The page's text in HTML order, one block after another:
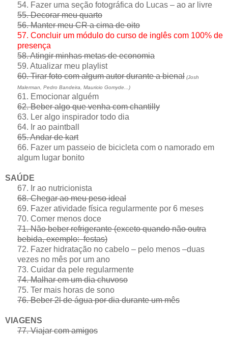
54. Fazer uma seção fotográfica do Lucas – ao ar livre
55. Decorar meu quarto
56. Manter meu CR a cima de oito
57. Concluir um módulo do curso de inglês com 100% de
presença
58. Atingir minhas metas de economia
59. Atualizar meu playlist
60. Tirar foto com algum autor durante a bienal (Josh
Malerman, Pedro Bandeira, Mauricio Gomyde...)
61. Emocionar alguém
62. Beber algo que venha com chantilly
63. Ler algo inspirador todo dia
64. Ir ao paintball
65. Andar de kart
66. Fazer um passeio de bicicleta com o namorado em
algum lugar bonito
SAÚDE
67. Ir ao nutricionista
68. Chegar ao meu peso ideal
69. Fazer atividade física regularmente por 6 meses
70. Comer menos doce
71. Não beber refrigerante (exceto quando não outra
bebida, exemplo: festas)
72. Fazer hidratação no cabelo – pelo menos –duas
vezes no mês por um ano
73. Cuidar da pele regularmente
74. Malhar em um dia chuvoso
75. Ter mais horas de sono
76. Beber 2l de água por dia durante um mês
VIAGENS
77. Viajar com amigos